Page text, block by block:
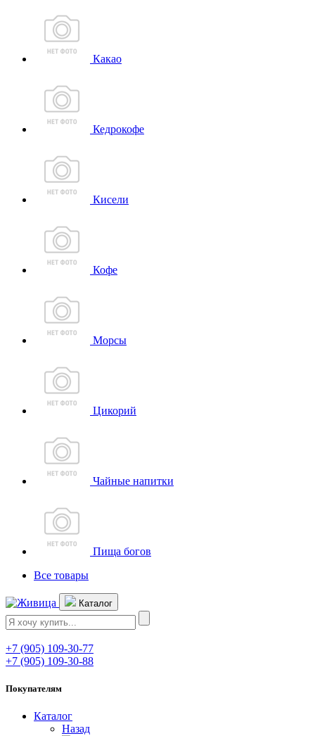
Какао
Кедрокофе
Кисели
Кофе
Морсы
Цикорий
Чайные напитки
Пища богов
Все товары
Каталог
+7 (905) 109-30-77
+7 (905) 109-30-88
Покупателям
Каталог
Назад